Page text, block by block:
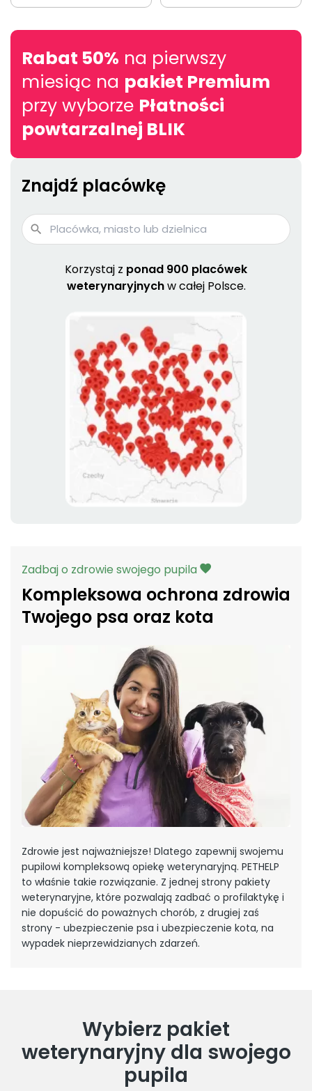
Rabat 50% na pierwszy
miesiąc na pakiet Premium
przy wyborze Płatności
powtarzalnej BLIK
Znajdź placówkę
Korzystaj z ponad 900 placówek
weterynaryjnychw całej Polsce.
Zadbaj o zdrowie swojego pupila
Kompleksowa ochrona zdrowia
Twojego psa oraz kota
Zdrowie jest najważniejsze! Dlatego zapewnij swojemu
pupilowi kompleksową opiekę weterynaryjną. PETHELP
to właśnie takie rozwiązanie. Z jednej strony pakiety
weterynaryjne, które pozwalają zadbać o profilaktykę i
nie dopuścić do poważnych chorób, z drugiej zaś
strony - ubezpieczenie psa i ubezpieczenie kota, na
wypadek nieprzewidzianych zdarzeń.
Wybierz pakiet
weterynaryjny dla swojego
pupila